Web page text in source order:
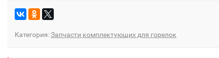
Категория:Запчасти комплектующих для горелок